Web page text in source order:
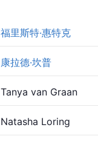
福里斯特·惠特克
康拉德·坎普
Tanya van Graan
Natasha Loring